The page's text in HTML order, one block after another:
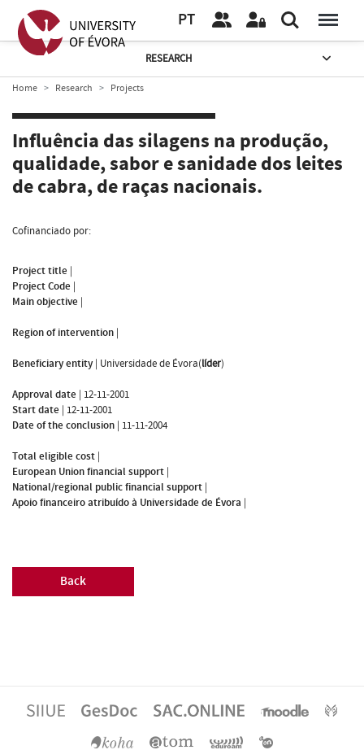
PT
RESEARCH
Home Research Projects
Influência das silagens na produção,
qualidade, sabor e sanidade dos leites
de cabra, de raças nacionais.
Cofinanciado por:
Project title |
Project Code |
Main objective |
Region of intervention |
Beneficiary entity| Universidade de Évora(líder)
Approval date | 12-11-2001
Start date | 12-11-2001
Date of the conclusion | 11-11-2004
Total eligible cost |
European Union financial support |
National/regional public financial support |
Apoio financeiro atribuído à Universidade de Évora |
Back